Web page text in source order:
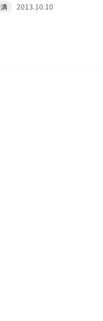
、中学生が仮想の会社を
2013.10.10